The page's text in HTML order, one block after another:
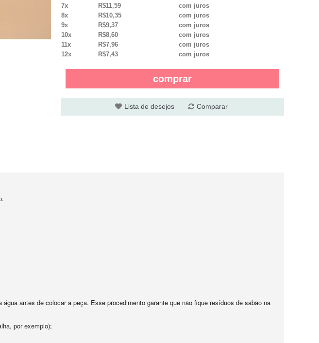
7x
R$11,59
com juros
8x
R$10,35
com juros
9x
R$9,37
com juros
10x
R$8,60
com juros
11x
R$7,96
com juros
12x
R$7,43 com juros
comprar
Lista de desejos Comparar
antes de colocar a peça. Esse procedimento garante que não fique resíduos de sabão na
por exemplo);